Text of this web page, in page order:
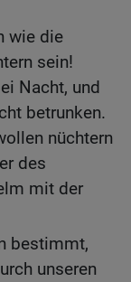
wie die
sein!
Nacht, und
betrunken.
nüchtern
des
mit der
bestimmt,
unseren